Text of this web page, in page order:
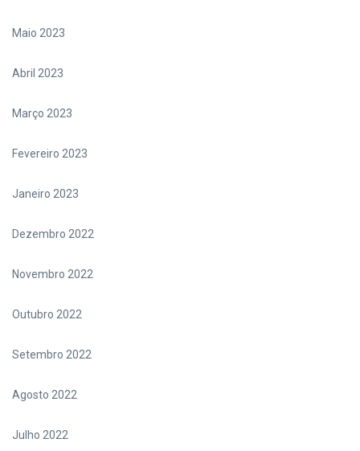
Maio 2023
Abril 2023
Março 2023
Fevereiro 2023
Janeiro 2023
Dezembro 2022
Novembro 2022
Outubro 2022
Setembro 2022
Agosto 2022
Julho 2022